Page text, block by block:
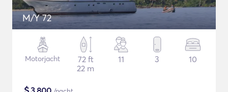
M/Y 72
Motorjacht
72 ft
22 m
11 3 10